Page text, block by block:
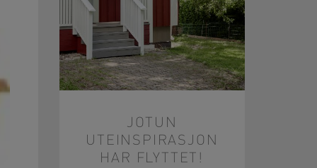
JOTUN
UTEINSPIRASJON
HAR FLYTTET!